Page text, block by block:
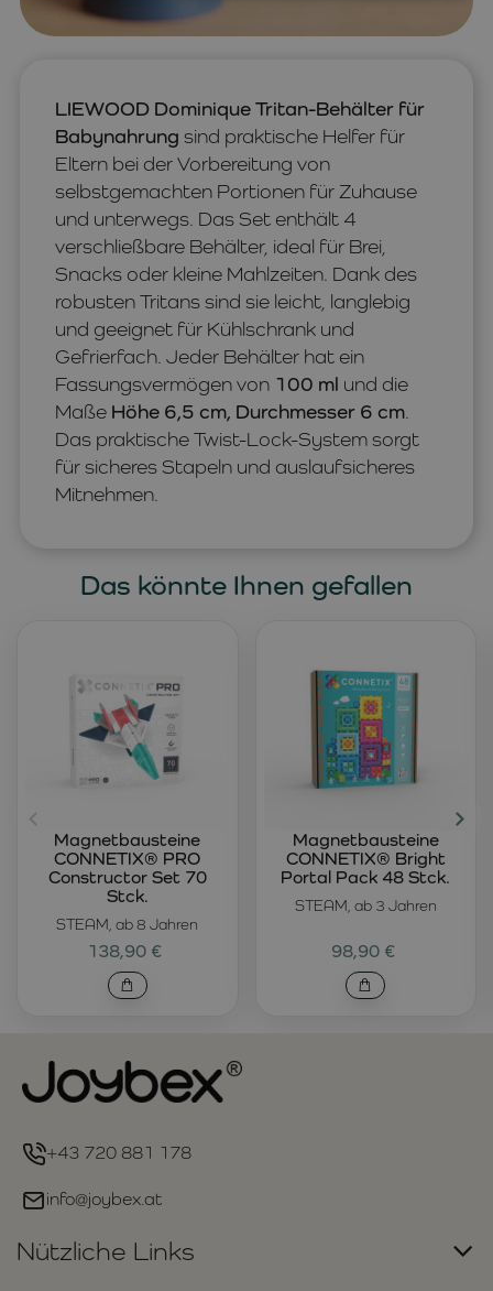
LIEWOOD Dominique Tritan-Behälter für
Babynahrung sind praktische Helfer für
Eltern bei der Vorbereitung von
selbstgemachten Portionen für Zuhause
und unterwegs. Das Set enthält 4
verschließbare Behälter, ideal für Brei,
Snacks oder kleine Mahlzeiten. Dank des
robusten Tritans sind sie leicht, langlebig
und geeignet für Kühlschrank und
Gefrierfach. Jeder Behälter hat ein
Fassungsvermögen von 100 ml und die
Maße Höhe 6,5 cm, Durchmesser 6 cm
Das praktische Twist-Lock-System sorgt
für sicheres Stapeln und auslaufsicheres
Mitnehmen.
Das könnte Ihnen gefallen
STEAM, ab 8 Jahren
Magnetbausteine
CONNETIX® PRO
Constructor Set 70
Stck.
138,90 €
STEAM, ab 3 Jahren
Magnetbausteine
CONNETIX® Bright
Portal Pack 48 Stck.
98,90 €
+43 720 881 178
info@joybex.at
Nützliche Links